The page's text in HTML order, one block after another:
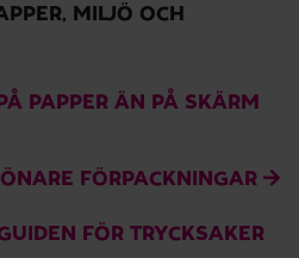
MILJÖ OCH
PAPPER ÄN PÅ SKÄRM
FÖRPACKNINGAR
FÖR TRYCKSAKER